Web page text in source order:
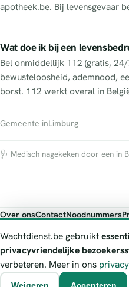
apotheek.be. Bij levensgevaar
Wat doe ik bij een
Bel onmiddellijk 112 (gratis,
bewusteloosheid, ademnood,
borst. 112 werkt overal in
Gemeente inLimburg
🩺 Medisch nagekeken door een in
Over onsContactNoodnummers
Wachtdienst.be toont publieke
Bij levensgevaar bel je altijd 112.
wachtregeling bij de vermelde
Wachtdienst.be gebruikt
privacyvriendelijke
verbeteren. Meer in ons
Weigeren Accepteren